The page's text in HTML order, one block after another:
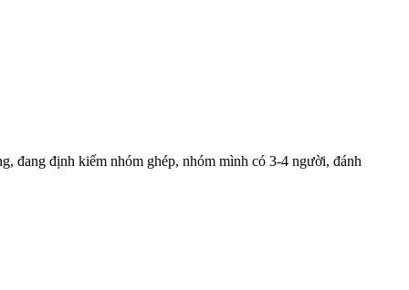
đang định kiếm nhóm ghép, nhóm mình có 3-4 người, đánh